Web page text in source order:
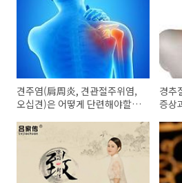
견주염(肩周炎, 견관절주위염,
오십견)은 어떻게 단련해야할
경추
증상